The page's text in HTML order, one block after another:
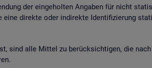
der ein­ge­hol­ten An­ga­ben für nicht
eine di­rek­te oder in­di­rek­te Iden­ti­fi­zie­rung
sind alle Mit­tel zu be­rück­sich­ti­gen, die